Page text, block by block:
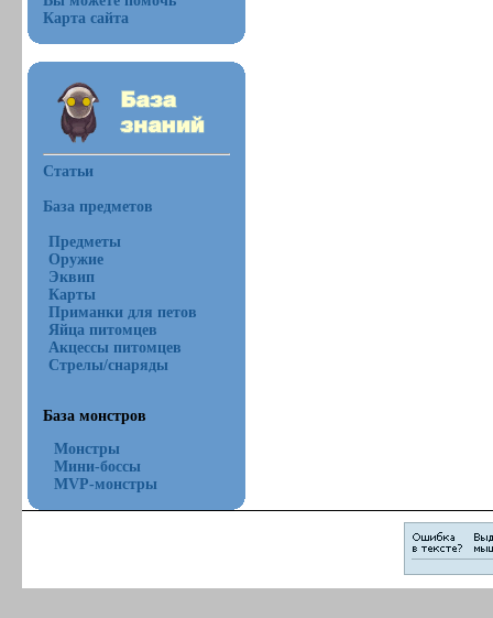
Карта сайта
Статьи
База предметов
Предметы
Оружие
Эквип
Карты
Приманки для петов
Яйца питомцев
Акцессы питомцев
Стрелы/снаряды
База монстров
Монстры
Мини-боссы
MVP-монстры